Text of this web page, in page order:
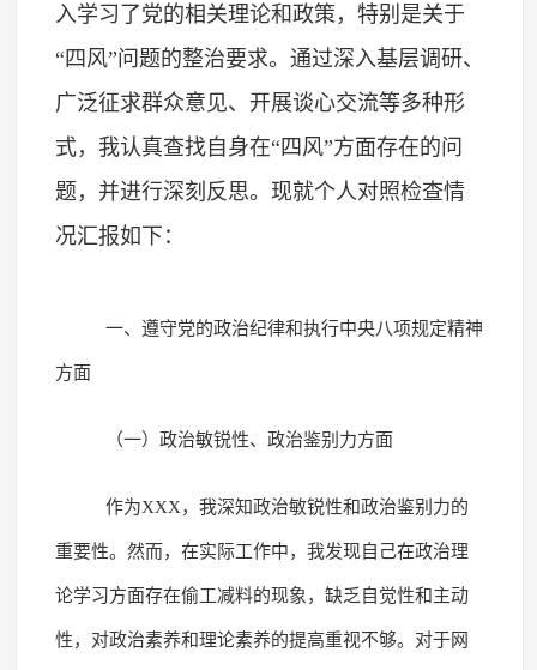
入学习了党的相关理论和政策，特别是关于
“四风”问题的整治要求。通过深入基层调研、
广泛征求群众意见、开展谈心交流等多种形
式，我认真查找自身在“四风”方面存在的问
题，并进行深刻反思。现就个人对照检查情
况汇报如下：
一、遵守党的政治纪律和执行中央八项规定精神
方面
（一）政治敏锐性、政治鉴别力方面
作为XXX，我深知政治敏锐性和政治鉴别力的
重要性。然而，在实际工作中，我发现自己在政治理
论学习方面存在偷工减料的现象，缺乏自觉性和主动
性，对政治素养和理论素养的提高重视不够。对于网